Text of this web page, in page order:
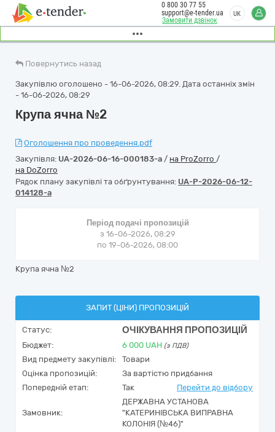
Замовити дзвінок
0 800 30 77 55
support@e-tender.ua
UK
Повернутись назад
Закупівлю оголошено - 16-06-2026, 08:29. Дата останніх змін
- 16-06-2026, 08:29
Крупа ячна №2
Оголошення про проведення.pdf
Закупівля: UA-2026-06-16-000183-a / на ProZorro /
на DoZorro
Рядок плану закупівлі та обґрунтування: UA-P-2026-06-12-
014128-a
Період подачі пропозицій
з 16-06-2026, 08:29
по 19-06-2026, 08:00
Крупа ячна №2
ЗАПИТ (ЦІНИ) ПРОПОЗИЦІЙ
Статус: ОЧІКУВАННЯ ПРОПОЗИЦІЙ
Бюджет: 6 000 UAH (з ПДВ)
Вид предмету закупівлі:
Товари
Оцінка пропозицій:
За вартістю придбання
Попередній етап:
Так Перейти до відбору
Замовник:
ДЕРЖАВНА УСТАНОВА
"КАТЕРИНІВСЬКА ВИПРАВНА
КОЛОНІЯ (№46)"